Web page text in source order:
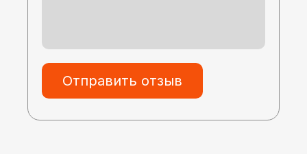
Отправить отзыв